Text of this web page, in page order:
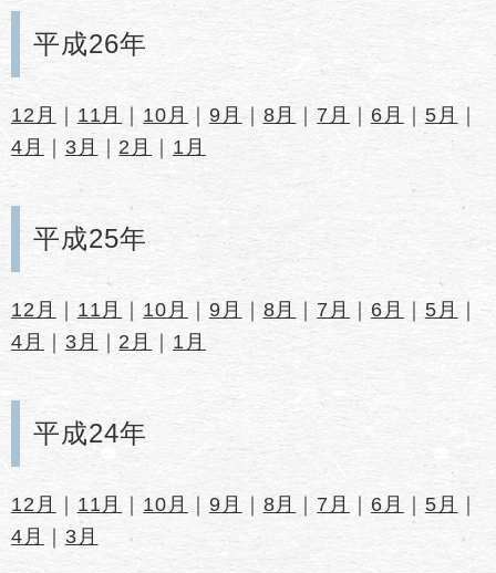
平成26年
12月 ｜ 11月 ｜ 10月 ｜9月｜ 8月 ｜ 7月 ｜ 6月 ｜ 5月
｜
4月｜ 3月 ｜ 2月 ｜ 1月
平成25年
12月 ｜ 11月 ｜ 10月 ｜ 9月 ｜ 8月 ｜ 7月 ｜ 6月 ｜ 5月
｜
4月
｜ 3月 ｜ 2月 ｜ 1月
平成24年
12月 ｜ 11月 ｜ 10月 ｜ 9月 ｜ 8月 ｜ 7月 ｜ 6月 ｜ 5月
｜
4月
｜ 3月